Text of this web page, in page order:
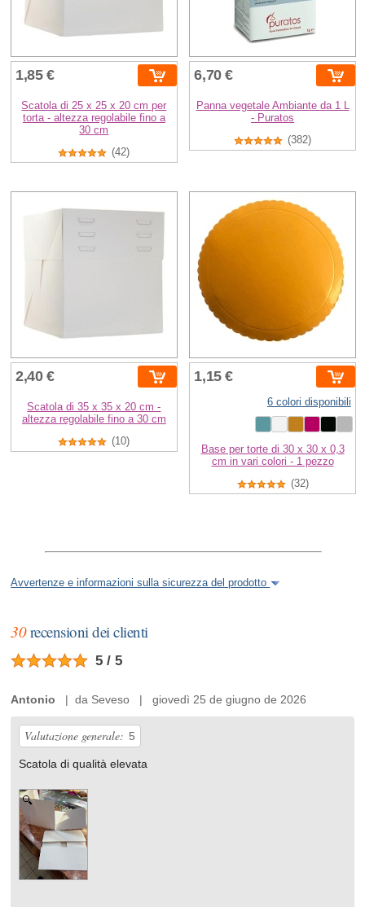
1,85 €
Scatola di 25 x 25 x 20 cm per
torta - altezza regolabile fino a
30 cm
(42)
6,70 €
Panna vegetale Ambiante da 1 L
- Puratos
(382)
2,40 €
Scatola di 35 x 35 x 20 cm -
altezza regolabile fino a 30 cm
(10)
1,15 €
6 colori disponibili
Base per torte di 30 x 30 x 0,3
cm in vari colori - 1 pezzo
(32)
Avvertenze e informazioni sulla sicurezza del prodotto
30recensioni dei clienti
5 / 5
Antonio | da Seveso | giovedì 25 de giugno de 2026
Valutazione generale: 5
Scatola di qualità elevata